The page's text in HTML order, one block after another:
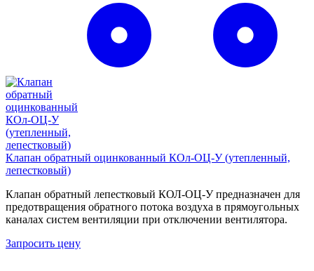
Клапан обратный оцинкованный КОл-ОЦ-У (утепленный,
лепестковый)
Клапан обратный лепестковый КОЛ-ОЦ-У предназначен для
предотвращения обратного потока воздуха в прямоугольных
каналах систем вентиляции при отключении вентилятора.
Запросить цену